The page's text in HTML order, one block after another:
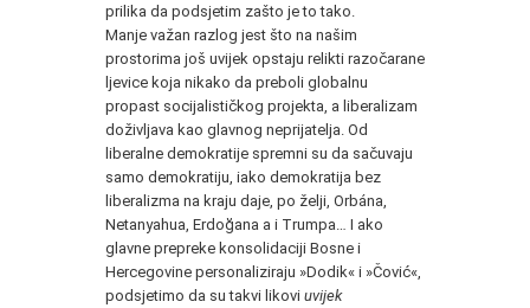
prilika da podsjetim zašto je to tako.
Manje važan razlog jest što na našim
prostorima još uvijek opstaju relikti razočarane
ljevice koja nikako da preboli globalnu
propast socijalističkog projekta, a liberalizam
doživljava kao glavnog neprijatelja. Od
liberalne demokratije spremni su da sačuvaju
samo demokratiju, iako demokratija bez
liberalizma na kraju daje, po želji, Orbána,
Netanyahua, Erdoğana a i Trumpa… I ako
glavne prepreke konsolidaciji Bosne i
Hercegovine personaliziraju »Dodik« i »Čović«,
podsjetimo da su takvi likovi uvijek